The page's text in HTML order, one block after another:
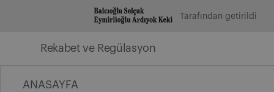
Tarafından getirildi
Rekabet ve Regülasyon
ANASAYFA